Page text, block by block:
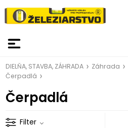
DIELŇA, STAVBA, ZÁHRADA Záhrada
Čerpadlá
Čerpadlá
Filter